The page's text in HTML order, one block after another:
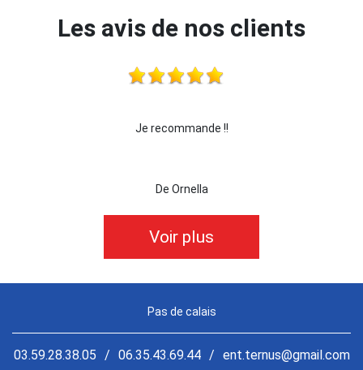
Les avis de nos clients
Je recommande !!
De Ornella
Voir plus
Pas de calais
03.59.28.38.05 / 06.35.43.69.44 / ent.ternus@gmail.com